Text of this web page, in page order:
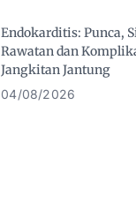
Endokarditis: Punca,
Rawatan dan
Jangkitan Jantung
04/08/2026